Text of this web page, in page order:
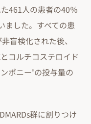
461人の患者の40％
ました。すべての患
盲検化された後、
コルチコステロイド
ポニー®の投与量の
群に割りつけ